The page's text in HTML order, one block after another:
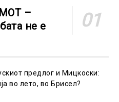
–
не е
предлог и Мицкоски:
во лето, во Брисел?